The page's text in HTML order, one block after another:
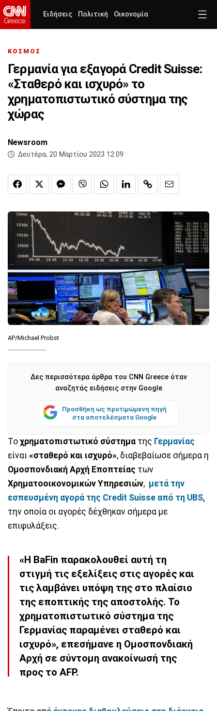
Ειδήσεις Πολιτική Οικονομία
ΚΟΣΜΟΣ
Γερμανία για εξαγορά Credit Suisse:
«Σταθερό και ισχυρό» το
χρηματοπιστωτικό σύστημα της
χώρας
Newsroom
Δευτέρα, 20 Μαρτίου 2023 12:09
AP/Michael Probst
Δες περισσότερα άρθρα του CNN Greece όταν
αναζητάς ειδήσεις στην Google
Προσθήκη ως προτιμώμενη πηγή
στα αποτελέσματα Google
Το χρηματοπιστωτικό σύστημα της Γερμανίας
είναι «σταθερό και ισχυρό», διαβεβαίωσε σήμερα η
Ομοσπονδιακή Αρχή Εποπτείας των
Χρηματοοικονομικών Υπηρεσιών, μετά την
εσπευσμένη αγορά της Credit Suisse από τη UBS,
την οποία οι αγορές δέχθηκαν σήμερα με
επιφυλάξεις.
«Η BaFin παρακολουθεί αυτή τη
στιγμή τις εξελίξεις στις αγορές και
τις λαμβάνει υπόψη της στο πλαίσιο
της εποπτικής της αποστολής. Το
χρηματοπιστωτικό σύστημα της
Γερμανίας παραμένει σταθερό και
ισχυρό», επεσήμανε η Ομοσπονδιακή
Αρχή σε σύντομη ανακοίνωσή της
προς το AFP.